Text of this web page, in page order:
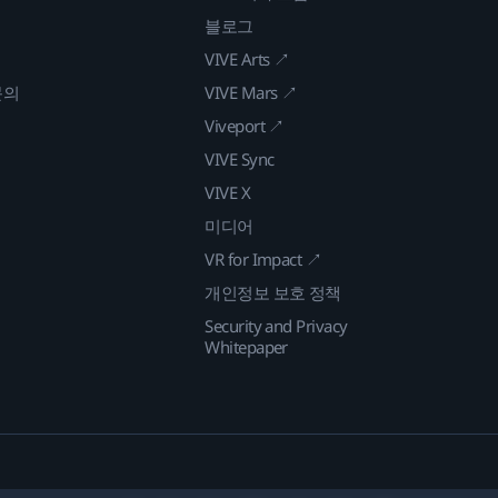
블로그
VIVE Arts ↗
VIVE Mars ↗
Viveport ↗
VIVE Sync
VIVE X
미디어
VR for Impact ↗
개인정보 보호 정책
Security and Privacy
Whitepaper